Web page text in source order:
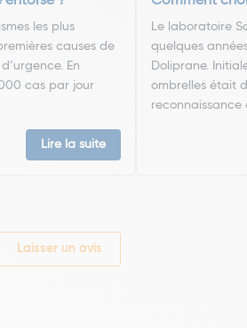
les plus
causes de
En
cas par jour
Lire la suite
Le laboratoire
quelques
Doliprane.
ombrelles était
reconnaissance
Laisser un avis